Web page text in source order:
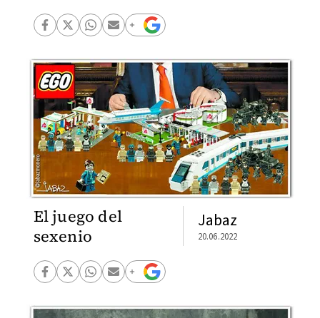
El juego del
sexenio
Jabaz
20.06.2022